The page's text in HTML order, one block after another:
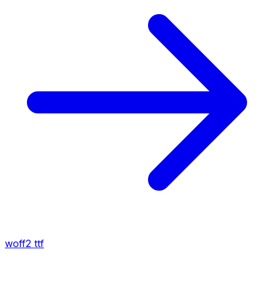
woff2 ttf